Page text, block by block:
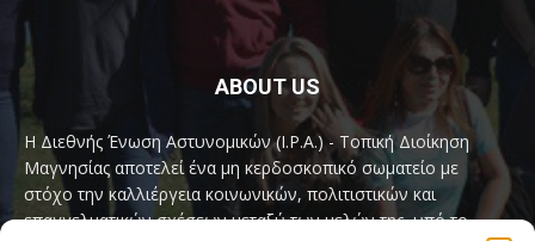
ABOUT US
Η Διεθνής Ένωση Αστυνομικών (I.P.A.) - Τοπική Διοίκηση
Μαγνησίας αποτελεί ένα μη κερδοσκοπικό σωματείο με
στόχο την καλλιέργεια κοινωνικών, πολιτιστικών και
επαγγελματικών σχέσεων μεταξύ των μελών της, υπό το